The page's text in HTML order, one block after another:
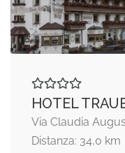
HOTEL
Via Claudia
Distanza: 34,0 km